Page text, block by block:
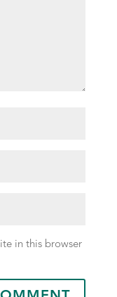
in this browser